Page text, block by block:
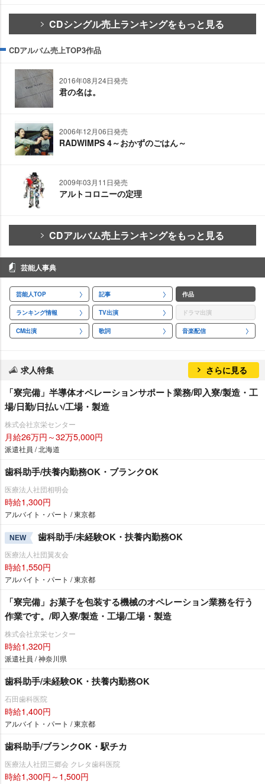
CDシングル売上ランキングをもっと見る
CDアルバム売上TOP3作品
2016年08月24日発売
君の名は。
2006年12月06日発売
RADWIMPS 4～おかずのごはん～
2009年03月11日発売
アルトコロニーの定理
CDアルバム売上ランキングをもっと見る
芸能人事典
芸能人TOP 記事 作品
ランキング情報 TV出演 ドラマ出演
CM出演 歌詞 音楽配信
求人特集 さらに見る
「寮完備」半導体オペレーションサポート業務/即入寮/製造・工
場/日勤/日払い/工場・製造
株式会社京栄センター
月給26万円～32万5,000円
派遣社員 / 北海道
歯科助手/扶養内勤務OK・ブランクOK
医療法人社団相明会
時給1,300円
アルバイト・パート / 東京都
NEW 歯科助手/未経験OK・扶養内勤務OK
医療法人社団翼友会
時給1,550円
アルバイト・パート / 東京都
「寮完備」お菓子を包装する機械のオペレーション業務を行う
作業です。/即入寮/製造・工場/工場・製造
株式会社京栄センター
時給1,320円
派遣社員 / 神奈川県
歯科助手/未経験OK・扶養内勤務OK
石田歯科医院
時給1,400円
アルバイト・パート / 東京都
歯科助手/ブランクOK・駅チカ
医療法人社団三郷会 クレタ歯科医院
時給1,300円～1,500円